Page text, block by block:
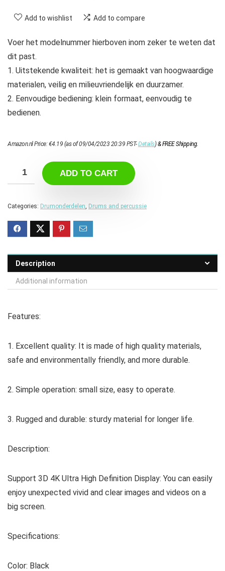
Add to wishlist Add to compare
Voer het modelnummer hierboven inom zeker te weten dat
dit past.
1. Uitstekende kwaliteit: het is gemaakt van hoogwaardige
materialen, veilig en milieuvriendelijk en duurzamer.
2. Eenvoudige bediening: klein formaat, eenvoudig te
bedienen.
Amazon.nl Price:€4.19 (as of 09/04/2023 20:39 PST-Details)&FREE Shipping.
ADD TO CART
Categories: Drumonderdelen Drums and percussie
Description
Additional information
Features:
1. Excellent quality: It is made of high quality materials,
safe and environmentally friendly, and more durable.
2. Simple operation: small size, easy to operate.
3. Rugged and durable: sturdy material for longer life.
Description:
Support 3D 4K Ultra High Definition Display: You can easily
enjoy unexpected vivid and clear images and videos on a
big screen.
Specifications:
Color: Black